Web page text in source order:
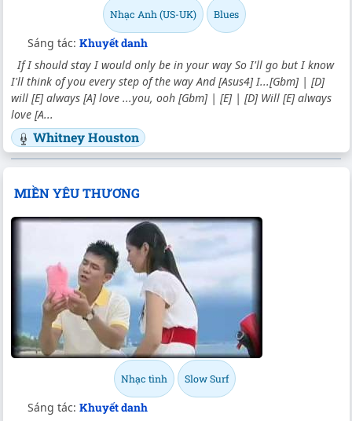
Nhạc Anh (US-UK) Blues
Sáng tác: Khuyết danh
If I should stay I would only be in your way So I'll go but I know
I'll think of you every step of the way And [Asus4] I...[Gbm] | [D]
will [E] always [A] love ...you, ooh [Gbm] | [E] | [D] Will [E] always
love [A...
Whitney Houston
MIỀN YÊU THƯƠNG
Nhạc tình Slow Surf
Sáng tác: Khuyết danh